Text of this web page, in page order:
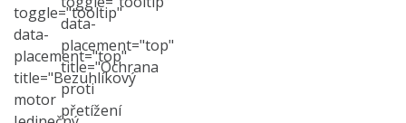
toggle="tooltip"
data-
placement="top"
title="Bezuhlíkový
motor
data-
placement="top"
title="Ochrana
proti
přetížení